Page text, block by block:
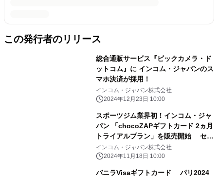
この発行者のリリース
総合通販サービス『ビックカメラ・ド
ットコム』に インコム・ジャパンのス
マホ決済が採用！
インコム・ジャパン株式会社
2024年12月23日 10:00
スポーツジム業界初！インコム・ジャ
パン 「chocoZAPギフトカード 2ヵ月
トライアルプラン」を販売開始 セブ
ン-イレブンで販売を記念したキャンペ
ーンも実施
インコム・ジャパン株式会社
2024年11月18日 10:00
バニラVisaギフトカード パリ2024